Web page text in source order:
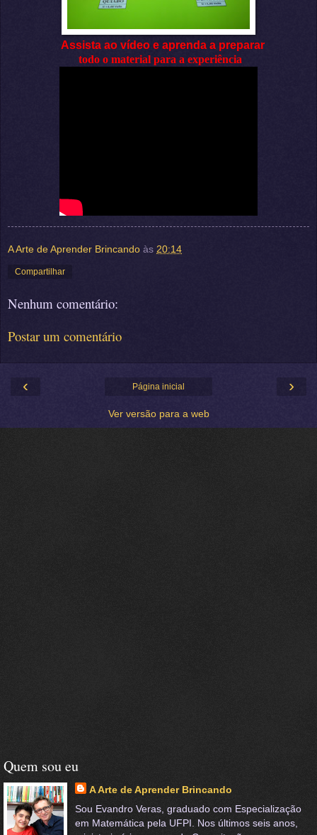
Assista ao vídeo e aprenda a preparar
todo o material para a experiência
A Arte de Aprender Brincando às 20:14
Compartilhar
Nenhum comentário:
Postar um comentário
‹ ›
Página inicial
Ver versão para a web
Quem sou eu
A Arte de Aprender Brincando
Sou Evandro Veras, graduado com Especialização
em Matemática pela UFPI. Nos últimos seis anos,